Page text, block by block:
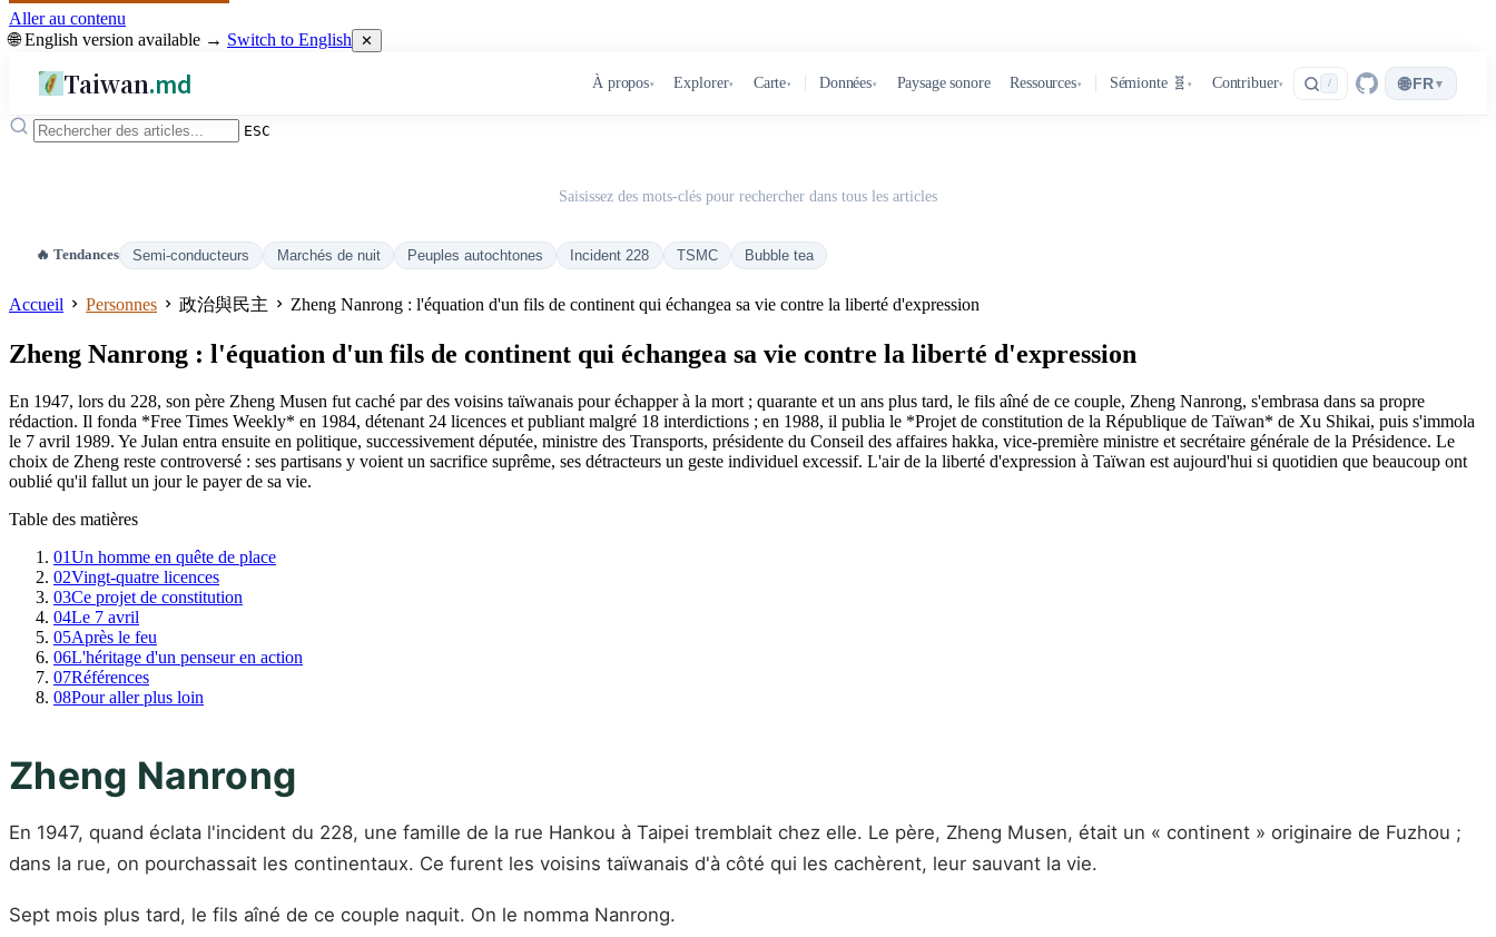
Aller au contenu
🌐 English version available → Switch to English ✕
Taiwan.md À propos▾ Explorer▾ Carte▾ Données▾ Paysage sonore Ressources▾ Sémionte 🧬 ▾ Contribuer▾ / 🌐FR ▾
ESC
Saisissez des mots-clés pour rechercher dans tous les articles
🔥 Tendances Semi-conducteurs Marchés de nuit Peuples autochtones Incident 228 TSMC Bubble tea
Accueil Personnes 政治與民主 Zheng Nanrong : l'équation d'un fils de continent qui échangea sa vie contre la liberté d'expression
Zheng Nanrong : l'équation d'un fils de continent qui échangea sa vie contre la liberté d'expression
En 1947, lors du 228, son père Zheng Musen fut caché par des voisins taïwanais pour échapper à la mort ; quarante et un ans plus tard, le fils aîné de ce couple, Zheng Nanrong, s'embrasa dans sa propre
rédaction. Il fonda *Free Times Weekly* en 1984, détenant 24 licences et publiant malgré 18 interdictions ; en 1988, il publia le *Projet de constitution de la République de Taïwan* de Xu Shikai, puis s'immola
le 7 avril 1989. Ye Julan entra ensuite en politique, successivement députée, ministre des Transports, présidente du Conseil des affaires hakka, vice-première ministre et secrétaire générale de la Présidence. Le
choix de Zheng reste controversé : ses partisans y voient un sacrifice suprême, ses détracteurs un geste individuel excessif. L'air de la liberté d'expression à Taïwan est aujourd'hui si quotidien que beaucoup ont
oublié qu'il fallut un jour le payer de sa vie.
Table des matières
01Un homme en quête de place
02Vingt-quatre licences
03Ce projet de constitution
04Le 7 avril
05Après le feu
06L'héritage d'un penseur en action
07Références
08Pour aller plus loin
Zheng Nanrong
En 1947, quand éclata l'incident du 228, une famille de la rue Hankou à Taipei tremblait chez elle. Le père, Zheng Musen, était un « continent » originaire de Fuzhou ;
dans la rue, on pourchassait les continentaux. Ce furent les voisins taïwanais d'à côté qui les cachèrent, leur sauvant la vie.
Sept mois plus tard, le fils aîné de ce couple naquit. On le nomma Nanrong.